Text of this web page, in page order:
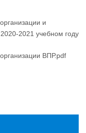
и
2021 учебном году
ВПР.pdf